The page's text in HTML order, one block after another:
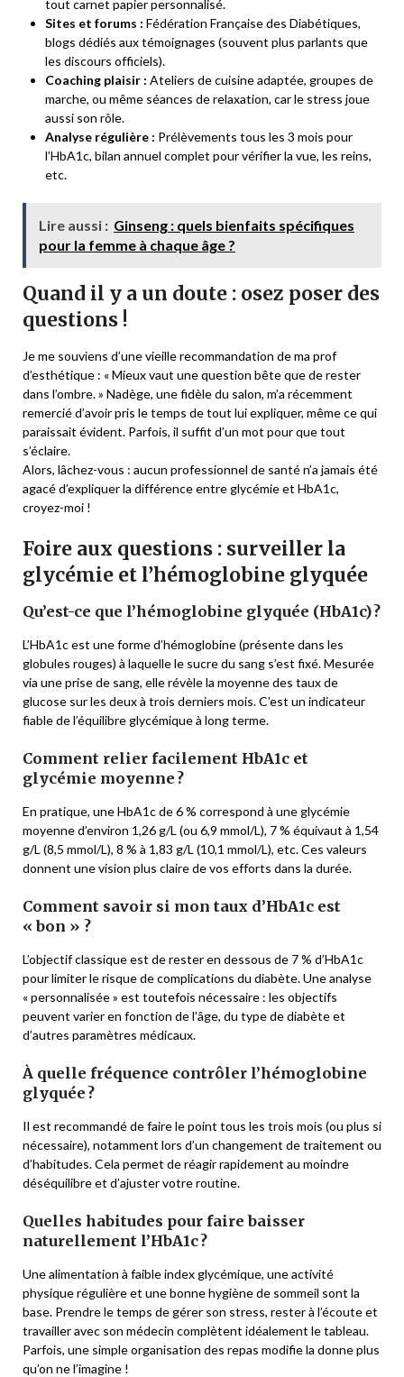
tout carnet papier personnalisé.
Sites et forums : Fédération Française des Diabétiques,
blogs dédiés aux témoignages (souvent plus parlants que
les discours officiels).
Coaching plaisir : Ateliers de cuisine adaptée, groupes de
marche, ou même séances de relaxation, car le stress joue
aussi son rôle.
Analyse régulière : Prélèvements tous les 3 mois pour
l’HbA1c, bilan annuel complet pour vérifier la vue, les reins,
etc.
Lire aussi : Ginseng : quels bienfaits spécifiques
pour la femme à chaque âge ?
Quand il y a un doute : osez poser des
questions !
Je me souviens d’une vieille recommandation de ma prof
d’esthétique : « Mieux vaut une question bête que de rester
dans l’ombre. » Nadège, une fidèle du salon, m’a récemment
remercié d’avoir pris le temps de tout lui expliquer, même ce qui
paraissait évident. Parfois, il suffit d’un mot pour que tout
s’éclaire.
Alors, lâchez-vous : aucun professionnel de santé n’a jamais été
agacé d’expliquer la différence entre glycémie et HbA1c,
croyez-moi !
Foire aux questions : surveiller la
glycémie et l’hémoglobine glyquée
Qu’est-ce que l’hémoglobine glyquée (HbA1c) ?
L’HbA1c est une forme d’hémoglobine (présente dans les
globules rouges) à laquelle le sucre du sang s’est fixé. Mesurée
via une prise de sang, elle révèle la moyenne des taux de
glucose sur les deux à trois derniers mois. C’est un indicateur
fiable de l’équilibre glycémique à long terme.
Comment relier facilement HbA1c et
glycémie moyenne ?
En pratique, une HbA1c de 6 % correspond à une glycémie
moyenne d’environ 1,26 g/L (ou 6,9 mmol/L), 7 % équivaut à 1,54
g/L (8,5 mmol/L), 8 % à 1,83 g/L (10,1 mmol/L), etc. Ces valeurs
donnent une vision plus claire de vos efforts dans la durée.
Comment savoir si mon taux d’HbA1c est
« bon » ?
L’objectif classique est de rester en dessous de 7 % d’HbA1c
pour limiter le risque de complications du diabète. Une analyse
« personnalisée » est toutefois nécessaire : les objectifs
peuvent varier en fonction de l’âge, du type de diabète et
d’autres paramètres médicaux.
À quelle fréquence contrôler l’hémoglobine
glyquée ?
Il est recommandé de faire le point tous les trois mois (ou plus si
nécessaire), notamment lors d’un changement de traitement ou
d’habitudes. Cela permet de réagir rapidement au moindre
déséquilibre et d’ajuster votre routine.
Quelles habitudes pour faire baisser
naturellement l’HbA1c ?
Une alimentation à faible index glycémique, une activité
physique régulière et une bonne hygiène de sommeil sont la
base. Prendre le temps de gérer son stress, rester à l’écoute et
travailler avec son médecin complètent idéalement le tableau.
Parfois, une simple organisation des repas modifie la donne plus
qu’on ne l’imagine !